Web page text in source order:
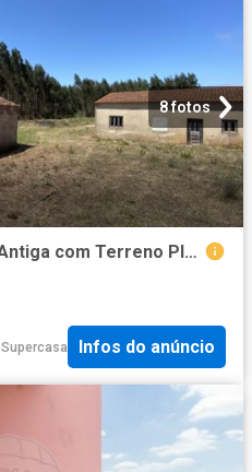
8 fotos
Refúgio no Campo: Casa Antiga com Terreno Plano e Eucaliptos
Supercasa Infos do anúncio